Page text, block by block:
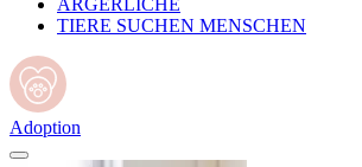
ÄRGERLICHE
TIERE SUCHEN MENSCHEN
Adoption